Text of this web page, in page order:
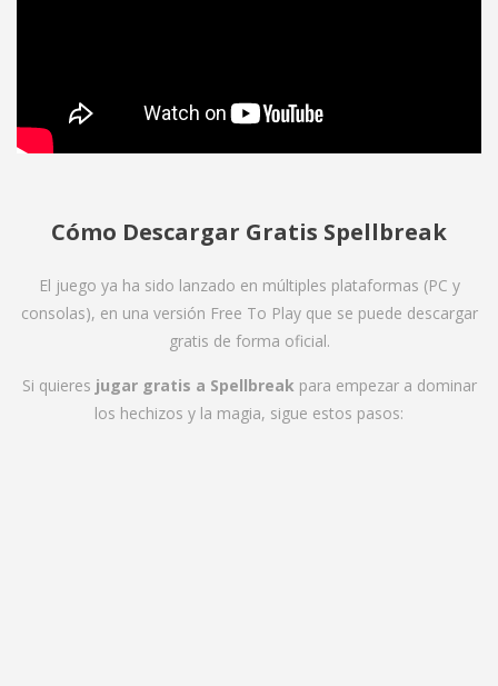
Cómo Descargar Gratis Spellbreak
El juego ya ha sido lanzado en múltiples plataformas (PC y
consolas), en una versión Free To Play que se puede descargar
gratis de forma oficial.
Si quieres jugar gratis a Spellbreak para empezar a dominar
los hechizos y la magia, sigue estos pasos: